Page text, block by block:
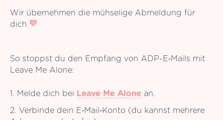
Wir übernehmen die mühselige Abmeldung für
dich
So stoppst du den Empfang von ADP-E‑Mails mit
Leave Me Alone:
1. Melde dich bei Leave Me Alone an.
2. Verbinde dein E‑Mail‑Konto (du kannst mehrere